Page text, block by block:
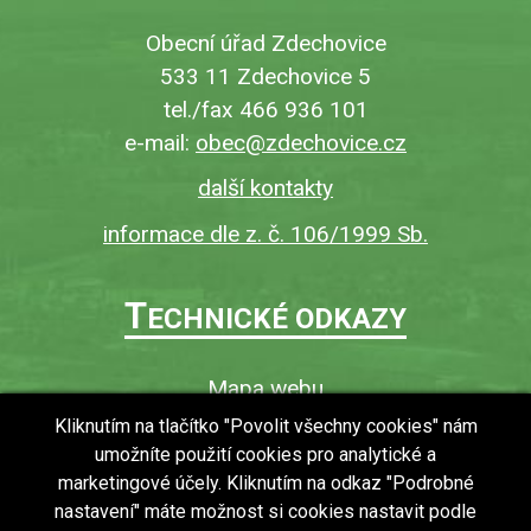
Obecní úřad Zdechovice
533 11 Zdechovice 5
tel./fax 466 936 101
e-mail: obec@zdechovice.cz
další kontakty
informace dle z. č. 106/1999 Sb.
TECHNICKÉ ODKAZY
Mapa webu
O webu
Povinně zveřejňované informace
Ochrana osobních údajů (GDPR)
Kliknutím na tlačítko "Povolit všechny cookies" nám
umožníte použití cookies pro analytické a
marketingové účely. Kliknutím na odkaz "Podrobné
nastavení" máte možnost si cookies nastavit podle